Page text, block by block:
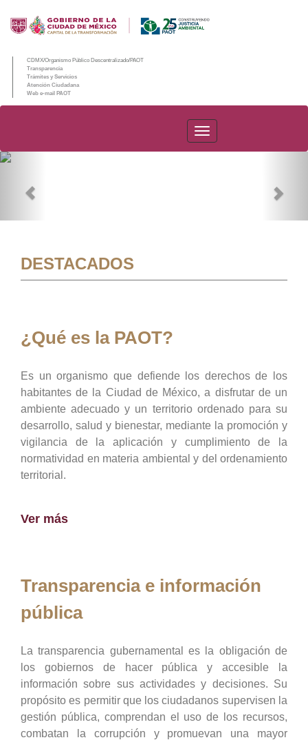
CDMX/Organismo Público Descentralizado/PAOT
Transparencia
Trámites y Servicios
Atención Ciudadana
Web e-mail PAOT
PAOT
DESTACADOS
¿Qué es la PAOT?
Es un organismo que defiende los derechos de los
habitantes de la Ciudad de México, a disfrutar de un
ambiente adecuado y un territorio ordenado para su
desarrollo, salud y bienestar, mediante la promoción y
vigilancia de la aplicación y cumplimiento de la
normatividad en materia ambiental y del ordenamiento
territorial.
Ver más
Transparencia e información
pública
La transparencia gubernamental es la obligación de
los gobiernos de hacer pública y accesible la
información sobre sus actividades y decisiones. Su
propósito es permitir que los ciudadanos supervisen la
gestión pública, comprendan el uso de los recursos,
combatan la corrupción y promuevan una mayor